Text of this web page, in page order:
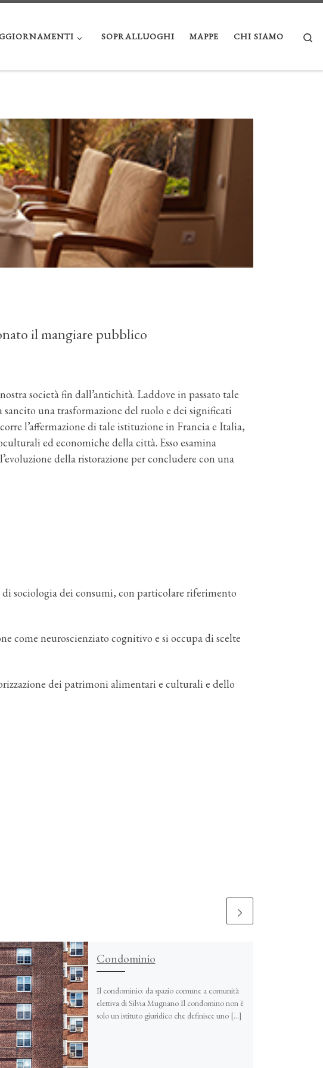
SOPRALLUOGHI MAPPE CHI SIAMO
il mangiare pubblico
società fin dall’antichità. Laddove in passato tale
una trasformazione del ruolo e dei significati
l’affermazione di tale istituzione in Francia e Italia,
ed economiche della città. Esso esamina
della ristorazione per concludere con una
di sociologia dei consumi, con particolare riferimento
come neuroscienziato cognitivo e si occupa di scelte
dei patrimoni alimentari e culturali e dello
Condominio
Il condominio: da spazio comune a comunità
elettiva di Silvia Mugnano Il condomino non è
solo un istituto giuridico che definisce uno […]